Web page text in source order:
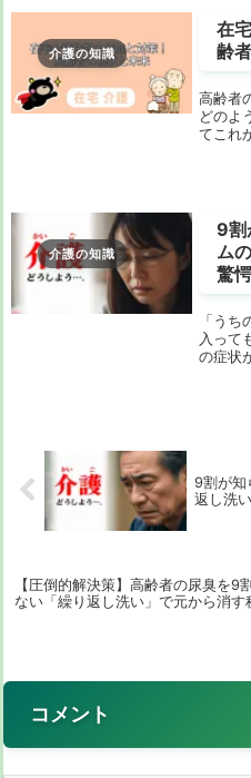
介護の知識
在
齢
高齢者
どのよ
てこれ
介護の知識
9割
ム
驚
「う
入って
の症状
9割が知
返し洗
【圧倒的解決策】高齢者の尿臭を9
ない「繰り返し洗い」で元から消す
コメント